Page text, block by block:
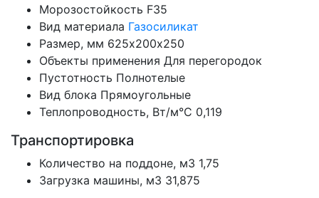
Морозостойкость F35
Вид материала Газосиликат
Размер, мм 625х200х250
Объекты применения Для перегородок
Пустотность Полнотелые
Вид блока Прямоугольные
Теплопроводность, Вт/м°С 0,119
Транспортировка
Количество на поддоне, м3 1,75
Загрузка машины, м3 31,875